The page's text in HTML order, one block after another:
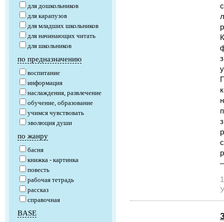
для дошкольников
для карапузов
для младших школьников
для начинающих читать
для школьников
по предназначению
воспитание
информация
наслаждения, развлечение
обучение, образование
учимся чувствовать
эволюция души
по жанру
басня
книжка - картинка
повесть
рабочая тетрадь
рассказ
справочная
BASE